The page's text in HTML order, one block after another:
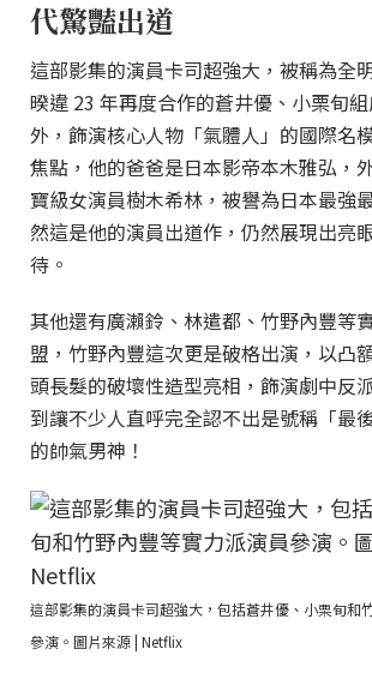
代驚豔出道
這部影集的演員卡司超強大，被稱為全
暌違 23 年再度合作的蒼井優、小栗旬組
外，飾演核心人物「氣體人」的國際名
焦點，他的爸爸是日本影帝本木雅弘，
寶級女演員樹木希林，被譽為日本最強
然這是他的演員出道作，仍然展現出亮
待。
其他還有廣瀨鈴、林遣都、竹野內豐等
盟，竹野內豐這次更是破格出演，以凸
頭長髮的破壞性造型亮相，飾演劇中反
到讓不少人直呼完全認不出是號稱「最
的帥氣男神！
這部影集的演員卡司超強大，包括蒼井優、小栗旬和
參演。圖片來源 | Netflix